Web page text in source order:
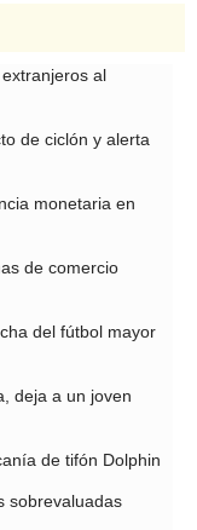
al
de ciclón y alerta
monetaria en
de comercio
del fútbol mayor
deja a un joven
de tifón Dolphin
sobrevaluadas